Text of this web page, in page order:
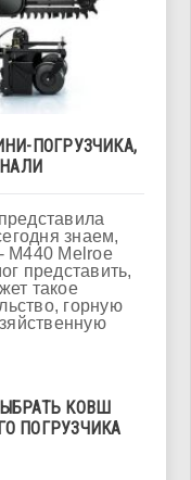
ПОГРУЗЧИКА,
знаем,
M440 Melroe
представить,
такое
горную
КОВШ
ПОГРУЗЧИКА